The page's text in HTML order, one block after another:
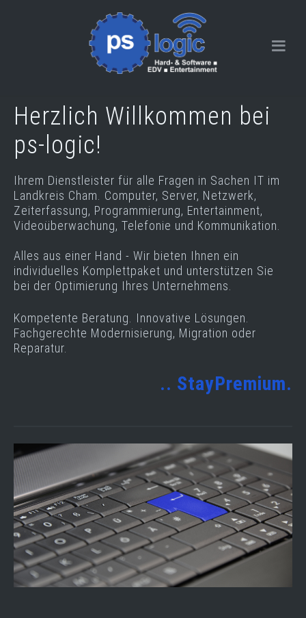
Herzlich Willkommen bei
ps-logic!
Ihrem Dienstleister für alle Fragen in Sachen IT im
Landkreis Cham. Computer, Server, Netzwerk,
Zeiterfassung, Programmierung, Entertainment,
Videoüberwachung, Telefonie und Kommunikation.
Alles aus einer Hand - Wir bieten Ihnen ein
individuelles Komplettpaket und unterstützen Sie
bei der Optimierung Ihres Unternehmens.
Kompetente Beratung. Innovative Lösungen.
Fachgerechte Modernisierung, Migration oder
Reparatur.
.. StayPremium.